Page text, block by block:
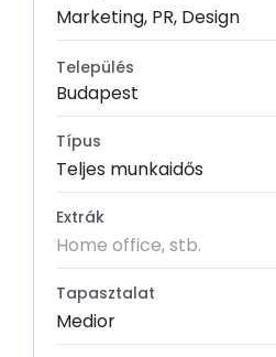
Marketing, PR, Design
Település
Budapest
Típus
Teljes munkaidős
Extrák
Home office, stb.
Tapasztalat
Medior